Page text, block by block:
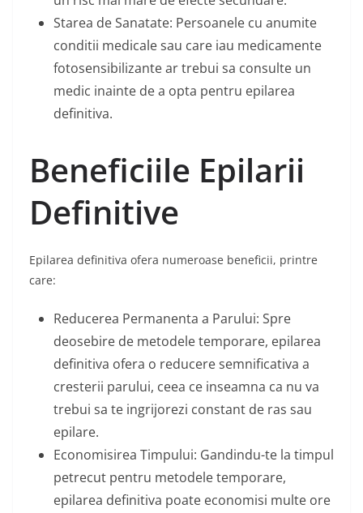
Starea de Sanatate: Persoanele cu anumite
conditii medicale sau care iau medicamente
fotosensibilizante ar trebui sa consulte un
medic inainte de a opta pentru epilarea
definitiva.
Beneficiile Epilarii
Definitive
Epilarea definitiva ofera numeroase beneficii, printre
care:
Reducerea Permanenta a Parului: Spre
deosebire de metodele temporare, epilarea
definitiva ofera o reducere semnificativa a
cresterii parului, ceea ce inseamna ca nu va
trebui sa te ingrijorezi constant de ras sau
epilare.
Economisirea Timpului: Gandindu-te la timpul
petrecut pentru metodele temporare,
epilarea definitiva poate economisi multe ore